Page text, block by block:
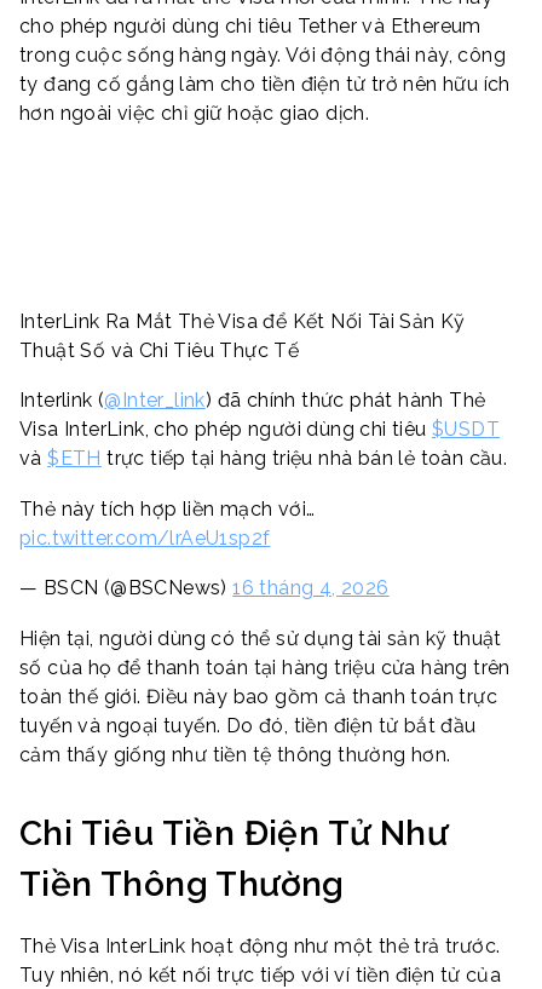
cho phép người dùng chi tiêu Tether và Ethereum
trong cuộc sống hàng ngày. Với động thái này, công
ty đang cố gắng làm cho tiền điện tử trở nên hữu ích
hơn ngoài việc chỉ giữ hoặc giao dịch.
InterLink Ra Mắt Thẻ Visa để Kết Nối Tài Sản Kỹ
Thuật Số và Chi Tiêu Thực Tế
Interlink (@Inter_link) đã chính thức phát hành Thẻ
Visa InterLink, cho phép người dùng chi tiêu $USDT
và$ETH trực tiếp tại hàng triệu nhà bán lẻ toàn cầu.
Thẻ này tích hợp liền mạch với…
pic.twitter.com/lrAeU1sp2f
— BSCN (@BSCNews)16 tháng 4, 2026
Hiện tại, người dùng có thể sử dụng tài sản kỹ thuật
số của họ để thanh toán tại hàng triệu cửa hàng trên
toàn thế giới. Điều này bao gồm cả thanh toán trực
tuyến và ngoại tuyến. Do đó, tiền điện tử bắt đầu
cảm thấy giống như tiền tệ thông thường hơn.
Chi Tiêu Tiền Điện Tử Như
Tiền Thông Thường
Thẻ Visa InterLink hoạt động như một thẻ trả trước.
Tuy nhiên, nó kết nối trực tiếp với ví tiền điện tử của